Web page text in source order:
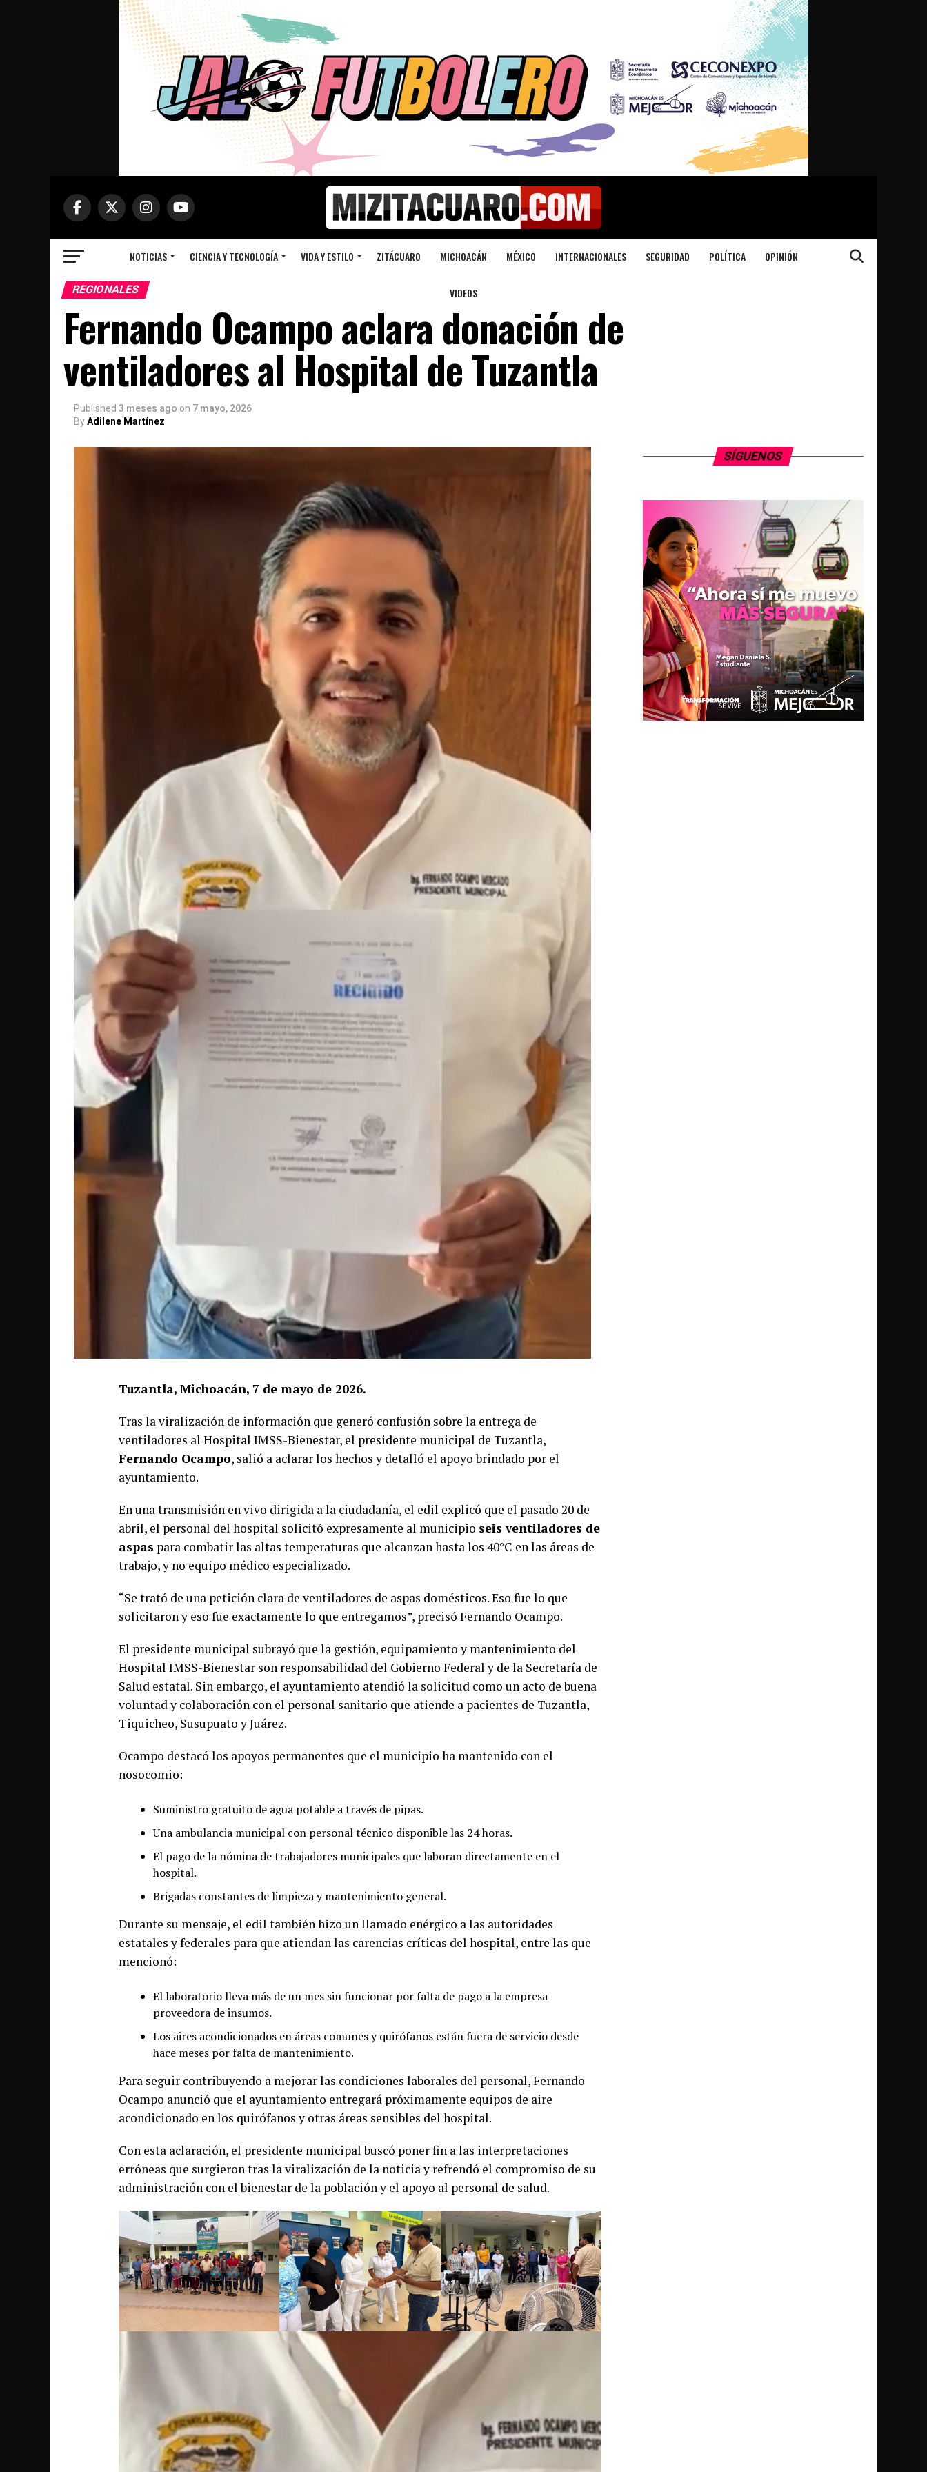
NOTICIAS CIENCIA Y TECNOLOGÍA VIDA Y ESTILO ZITÁCUARO MICHOACÁN MÉXICO INTERNACIONALES SEGURIDAD POLÍTICA OPINIÓN
VIDEOS
REGIONALES
Fernando Ocampo aclara donación de
ventiladores al Hospital de Tuzantla
Published 3 meses ago on 7 mayo, 2026
ByAdilene Martínez
Tuzantla, Michoacán, 7 de mayo de 2026.
Tras la viralización de información que generó confusión sobre la entrega de
ventiladores al Hospital IMSS-Bienestar, el presidente municipal de Tuzantla,
Fernando Ocampo, salió a aclarar los hechos y detalló el apoyo brindado por el
ayuntamiento.
En una transmisión en vivo dirigida a la ciudadanía, el edil explicó que el pasado 20 de
abril, el personal del hospital solicitó expresamente al municipio seis ventiladores de
aspas para combatir las altas temperaturas que alcanzan hasta los 40°C en las áreas de
trabajo, y no equipo médico especializado.
“Se trató de una petición clara de ventiladores de aspas domésticos. Eso fue lo que
solicitaron y eso fue exactamente lo que entregamos”, precisó Fernando Ocampo.
El presidente municipal subrayó que la gestión, equipamiento y mantenimiento del
Hospital IMSS-Bienestar son responsabilidad del Gobierno Federal y de la Secretaría de
Salud estatal. Sin embargo, el ayuntamiento atendió la solicitud como un acto de buena
voluntad y colaboración con el personal sanitario que atiende a pacientes de Tuzantla,
Tiquicheo, Susupuato y Juárez.
Ocampo destacó los apoyos permanentes que el municipio ha mantenido con el
nosocomio:
Suministro gratuito de agua potable a través de pipas.
Una ambulancia municipal con personal técnico disponible las 24 horas.
El pago de la nómina de trabajadores municipales que laboran directamente en el
hospital.
Brigadas constantes de limpieza y mantenimiento general.
Durante su mensaje, el edil también hizo un llamado enérgico a las autoridades
estatales y federales para que atiendan las carencias críticas del hospital, entre las que
mencionó:
El laboratorio lleva más de un mes sin funcionar por falta de pago a la empresa
proveedora de insumos.
Los aires acondicionados en áreas comunes y quirófanos están fuera de servicio desde
hace meses por falta de mantenimiento.
Para seguir contribuyendo a mejorar las condiciones laborales del personal, Fernando
Ocampo anunció que el ayuntamiento entregará próximamente equipos de aire
acondicionado en los quirófanos y otras áreas sensibles del hospital.
Con esta aclaración, el presidente municipal buscó poner fin a las interpretaciones
erróneas que surgieron tras la viralización de la noticia y refrendó el compromiso de su
administración con el bienestar de la población y el apoyo al personal de salud.
SÍGUENOS